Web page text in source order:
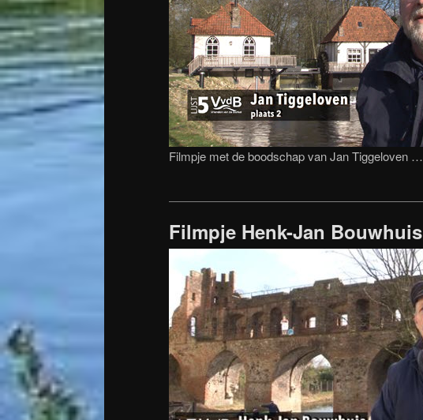
Filmpje met de boodschap van Jan Tiggeloven …
Filmpje Henk-Jan Bouwhuis